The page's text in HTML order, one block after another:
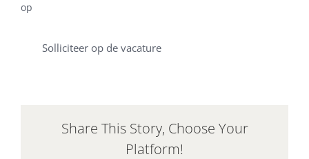
op
Solliciteer op de vacature
Share This Story, Choose Your
Platform!